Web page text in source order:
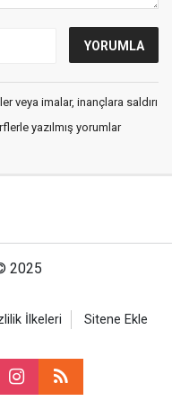
veya imalar, inançlara saldırı
yazılmış yorumlar
2025
İlkeleri Sitene Ekle